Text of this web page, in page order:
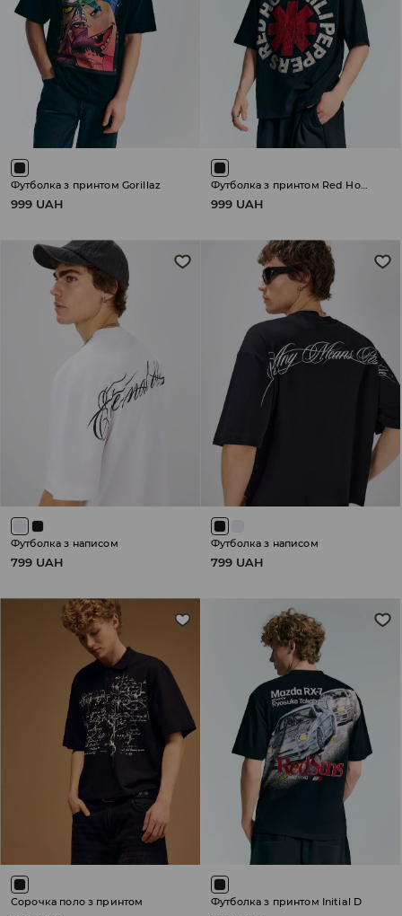
Футболка з принтом Gorillaz
999 UAH
Футболка з принтом Red Hot Chili Peppers
999 UAH
Футболка з написом
799 UAH
Футболка з написом
799 UAH
Сорочка поло з принтом Футболка з принтом Initial D